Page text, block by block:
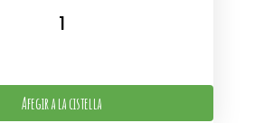
Afegir a la cistella